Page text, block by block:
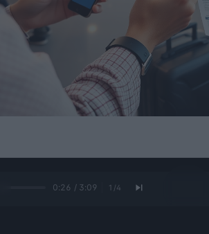
0:27 / 3:09 1 /4